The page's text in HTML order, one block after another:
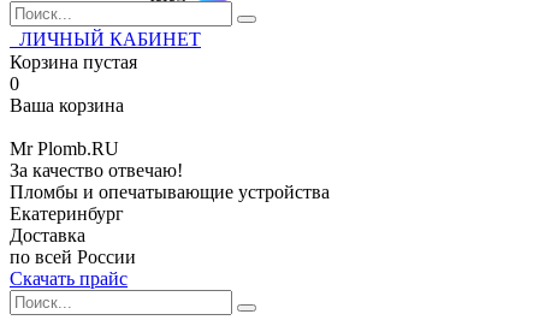
ЛИЧНЫЙ КАБИНЕТ
Корзина пустая
0
Ваша корзина
MrPlomb.RU
За качество отвечаю!
Пломбы и опечатывающие устройства
Екатеринбург
Доставка
по всей России
Скачать прайс